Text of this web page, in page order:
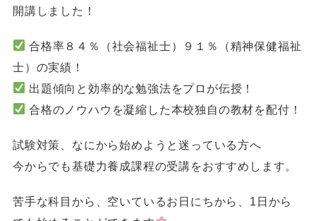
開講しました！
合格率８４％（社会福祉士）９１％（精神保健福祉
士）の実績！
出題傾向と効率的な勉強法をプロが伝授！
合格のノウハウを凝縮した本校独自の教材を配付！
試験対策、なにから始めようと迷っている方へ
今からでも基礎力養成課程の受講をおすすめします。
苦手な科目から、空いているお日にちから、1日から